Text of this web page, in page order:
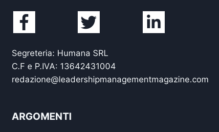
Segreteria: Humana SRL
C.F e P.IVA: 13642431004
redazione@leadershipmanagementmagazine.com
ARGOMENTI